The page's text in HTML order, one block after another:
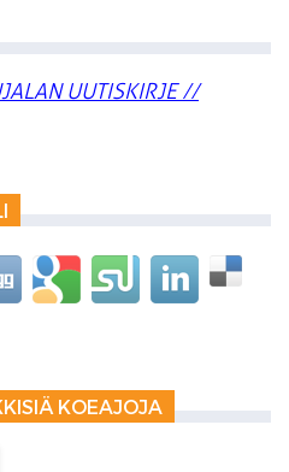
UUTISKIRJE //
KOEAJOJA